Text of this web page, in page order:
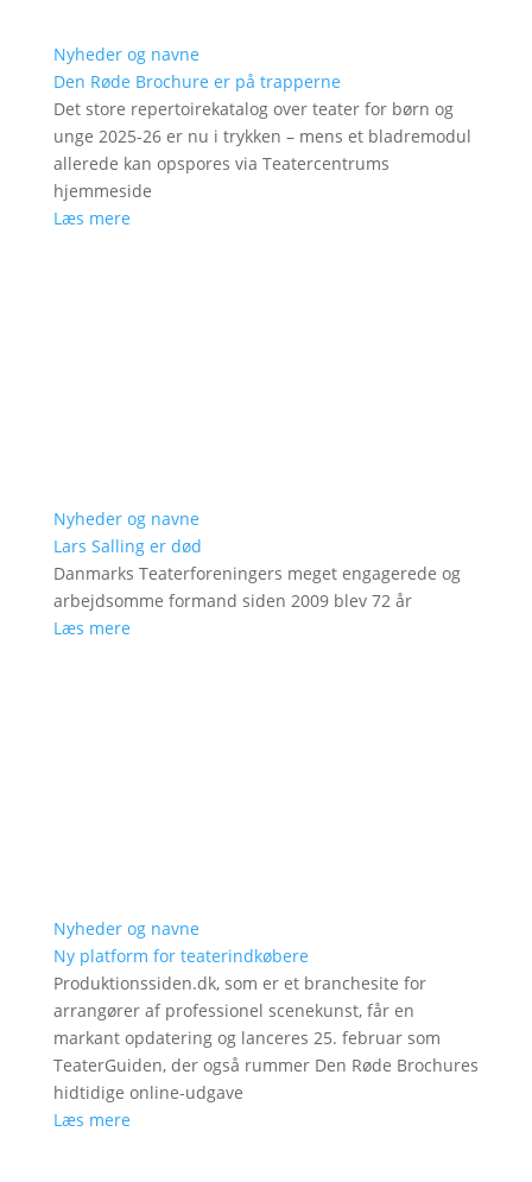
Nyheder og navne
Den Røde Brochure er på trapperne
Det store repertoirekatalog over teater for børn og
unge 2025-26 er nu i trykken – mens et bladremodul
allerede kan opspores via Teatercentrums
hjemmeside
Læs mere
Nyheder og navne
Lars Salling er død
Danmarks Teaterforeningers meget engagerede og
arbejdsomme formand siden 2009 blev 72 år
Læs mere
Nyheder og navne
Ny platform for teaterindkøbere
Produktionssiden.dk, som er et branchesite for
arrangører af professionel scenekunst, får en
markant opdatering og lanceres 25. februar som
TeaterGuiden, der også rummer Den Røde Brochures
hidtidige online-udgave
Læs mere